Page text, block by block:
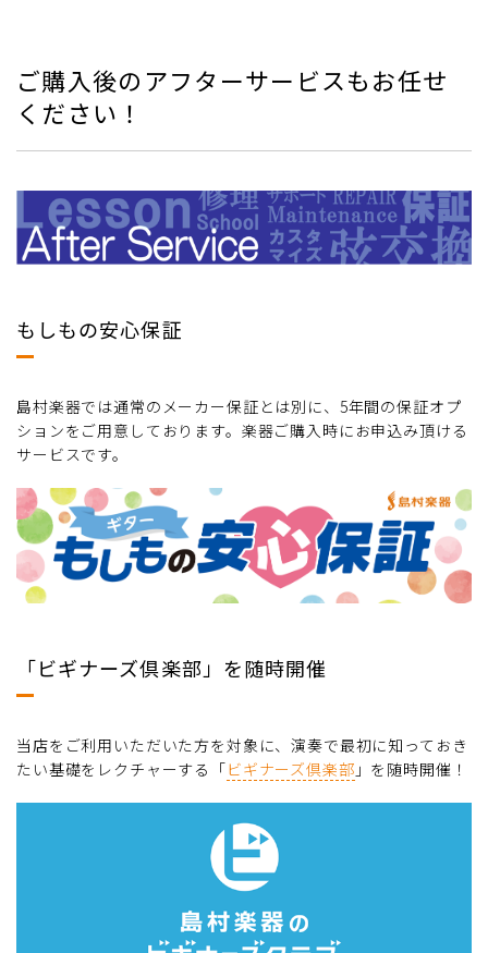
ご購入後のアフターサービスもお任せ
ください！
もしもの安心保証
島村楽器では通常のメーカー保証とは別に、5年間の保証オプ
ションをご用意しております。楽器ご購入時にお申込み頂ける
サービスです。
「ビギナーズ倶楽部」を随時開催
当店をご利用いただいた方を対象に、演奏で最初に知っておき
たい基礎をレクチャーする「ビギナーズ倶楽部 」を随時開催！